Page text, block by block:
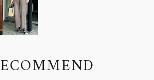
ECOMMEND